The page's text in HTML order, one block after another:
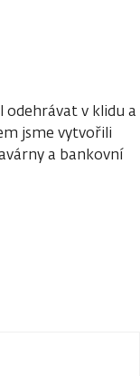
odehrávat v klidu a
jsme vytvořili
a bankovní